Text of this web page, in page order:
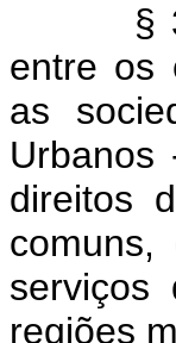
§
entre os
as
Urbanos
direitos
serviços
regiões